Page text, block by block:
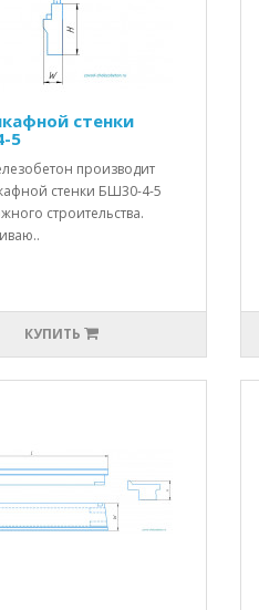
стенки
5
производит
стенки БШ30-4-5
строительства.
КУПИТЬ